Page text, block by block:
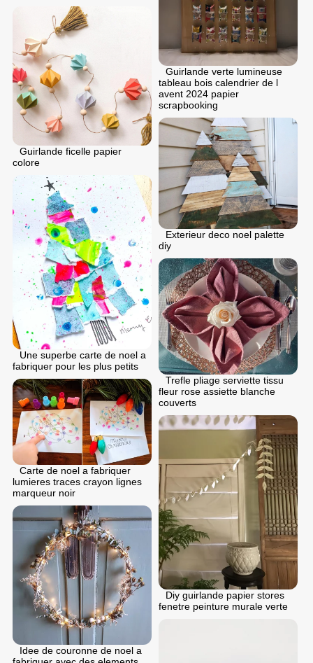
Guirlande verte lumineuse
tableau bois calendrier de l
avent 2024 papier
scrapbooking
Guirlande ficelle papier
colore
Exterieur deco noel palette
diy
Une superbe carte de noel a
fabriquer pour les plus petits
Trefle pliage serviette tissu
fleur rose assiette blanche
couverts
Carte de noel a fabriquer
lumieres traces crayon lignes
marqueur noir
Diy guirlande papier stores
fenetre peinture murale verte
Idee de couronne de noel a